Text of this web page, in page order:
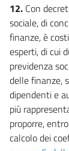
12. Con
sociale, di
finanze, è
esperti, di cui
previdenza
delle finanze,
dipendenti e
più
proporre,
calcolo dei